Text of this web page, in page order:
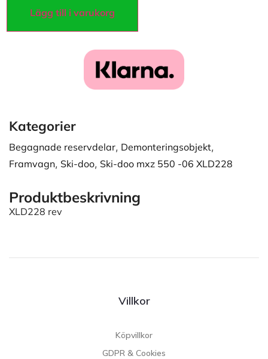
Lägg till i varukorg
Kategorier
Begagnade reservdelar, Demonteringsobjekt,
Framvagn, Ski-doo, Ski-doo mxz 550 -06 XLD228
Produktbeskrivning
XLD228 rev
Villkor
Köpvillkor
GDPR & Cookies